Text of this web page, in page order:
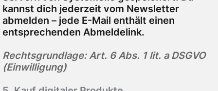
kannst dich jederzeit vom Newsletter
abmelden – jede E-Mail enthält einen
entsprechenden Abmeldelink.
Rechtsgrundlage: Art. 6 Abs. 1 lit. a DSGVO
(Einwilligung)